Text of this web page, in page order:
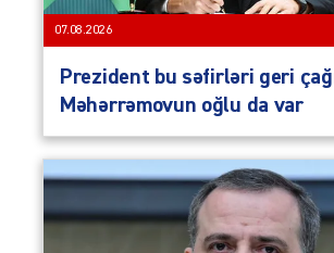
07.08.2026
Prezident bu səfirləri geri
Məhərrəmovun oğlu da var